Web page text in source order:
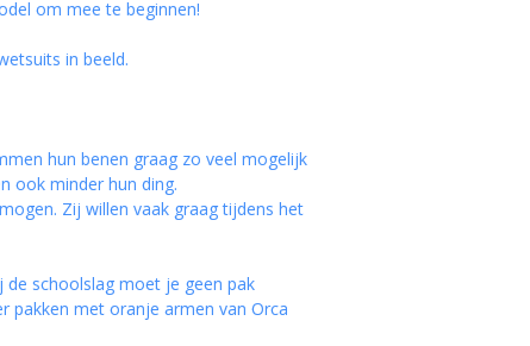
om mee te beginnen!
in beeld.
hun benen graag zo veel mogelijk
ook minder hun ding.
Zij willen vaak graag tijdens het
schoolslag moet je geen pak
pakken met oranje armen van Orca